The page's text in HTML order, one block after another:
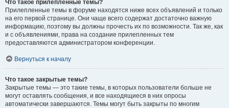
Что такое прилепленные темы?
Прилепленные темы в форуме находятся ниже всех объявлений и только
на его первой странице. Они чаще всего содержат достаточно важную
информацию, поэтому вы должны прочесть их по возможности. Так же, как
и с объявлениями, права на создание прилепленных тем
предоставляются администратором конференции.
Вернуться к началу
Что такое закрытые темы?
Закрытые темы — это такие темы, в которых пользователи больше не
могут оставлять сообщения, и все находящиеся в них опросы
автоматически завершаются. Темы могут быть закрыты по многим